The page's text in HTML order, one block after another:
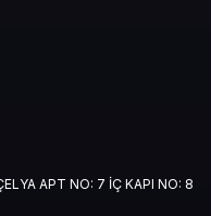
APT NO: 7 İÇ KAPI NO: 8